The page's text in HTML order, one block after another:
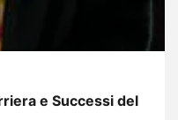
e Successi del